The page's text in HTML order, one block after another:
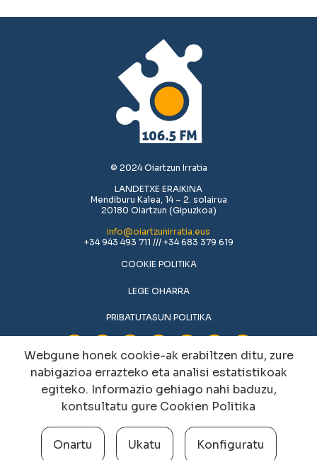
© 2024 Oiartzun Irratia
LANDETXE ERAIKINA
Mendiburu Kalea, 14 – 2. solairua
20180 Oiartzun (Gipuzkoa)
info@oiartzunirratia.eus
+34 943 493 711 /// +34 683 379 619
COOKIE POLITIKA
LEGE OHARRA
PRIBATUTASUN POLITIKA
Cookien konfigurazioa aldatu
Webgune honek cookie-ak erabiltzen ditu, zure
nabigazioa errazteko eta analisi estatistikoak
egiteko. Informazio gehiago nahi baduzu,
kontsultatu gure Cookien Politika
Onartu Ukatu Konfiguratu